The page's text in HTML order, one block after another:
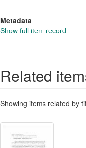
Metadata
Show full item record
Related
Showing items related by